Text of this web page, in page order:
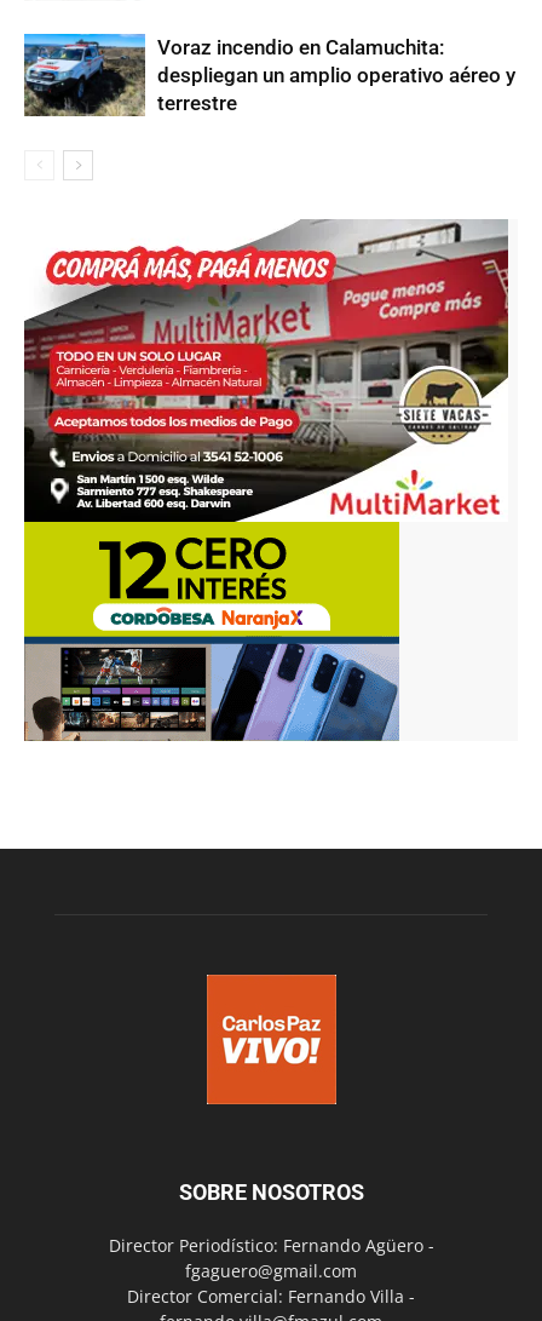
Voraz incendio en Calamuchita:
despliegan un amplio operativo aéreo y
terrestre
SOBRE NOSOTROS
Director Periodístico: Fernando Agüero -
fgaguero@gmail.com
Director Comercial: Fernando Villa -